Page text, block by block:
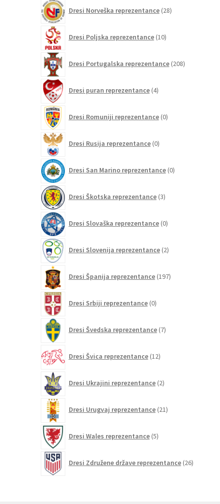
Dresi Norveška reprezentance 28izdelkov
Dresi Poljska reprezentance 10izdelkov
Dresi Portugalska reprezentance 208izdelkov
Dresi puran reprezentance 4izdelki
Dresi Romuniji reprezentance 0izdelkov
Dresi Rusija reprezentance 0izdelkov
Dresi San Marino reprezentance 0izdelkov
Dresi Škotska reprezentance 3izdelki
Dresi Slovaška reprezentance 0izdelkov
Dresi Slovenija reprezentance 2izdelka
Dresi Španija reprezentance 197izdelkov
Dresi Srbiji reprezentance 0izdelkov
Dresi Švedska reprezentance 7izdelkov
Dresi Švica reprezentance 12izdelkov
Dresi Ukrajini reprezentance 2izdelka
Dresi Urugvaj reprezentance 21izdelkov
Dresi Wales reprezentance 5izdelkov
Dresi Združene države reprezentance 26izdelkov